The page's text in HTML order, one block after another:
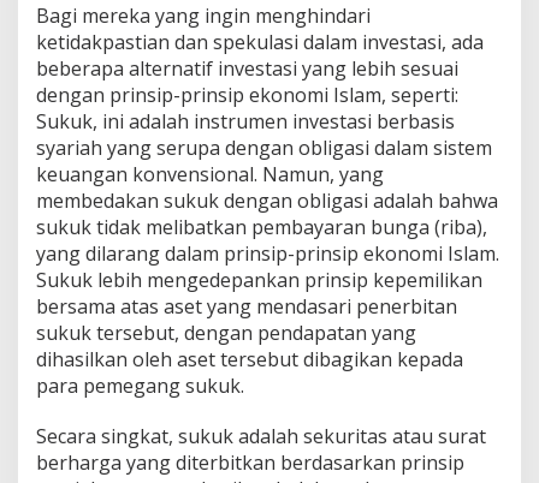
Bagi mereka yang ingin menghindari
ketidakpastian dan spekulasi dalam investasi, ada
beberapa alternatif investasi yang lebih sesuai
dengan prinsip-prinsip ekonomi Islam, seperti:
Sukuk, ini adalah instrumen investasi berbasis
syariah yang serupa dengan obligasi dalam sistem
keuangan konvensional. Namun, yang
membedakan sukuk dengan obligasi adalah bahwa
sukuk tidak melibatkan pembayaran bunga (riba),
yang dilarang dalam prinsip-prinsip ekonomi Islam.
Sukuk lebih mengedepankan prinsip kepemilikan
bersama atas aset yang mendasari penerbitan
sukuk tersebut, dengan pendapatan yang
dihasilkan oleh aset tersebut dibagikan kepada
para pemegang sukuk.
Secara singkat, sukuk adalah sekuritas atau surat
berharga yang diterbitkan berdasarkan prinsip